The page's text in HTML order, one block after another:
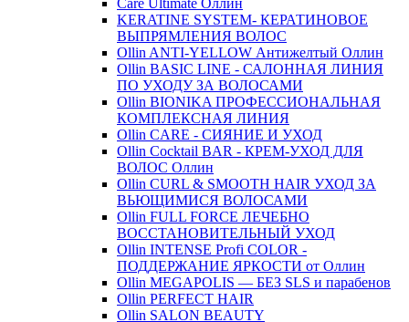
KERATINE SYSTEM- КЕРАТИНОВОЕ
ВЫПРЯМЛЕНИЯ ВОЛОС
Ollin ANTI-YELLOW Антижелтый Оллин
Ollin BASIC LINE - САЛОННАЯ ЛИНИЯ
ПО УХОДУ ЗА ВОЛОСАМИ
Ollin BIONIKA ПРОФЕССИОНАЛЬНАЯ
КОМПЛЕКСНАЯ ЛИНИЯ
Ollin CARE - СИЯНИЕ И УХОД
Ollin Cocktail BAR - КРЕМ-УХОД ДЛЯ
ВОЛОС Оллин
Ollin CURL & SMOOTH HAIR УХОД ЗА
ВЬЮЩИМИСЯ ВОЛОСАМИ
Ollin FULL FORCE ЛЕЧЕБНО
ВОССТАНОВИТЕЛЬНЫЙ УХОД
Ollin INTENSE Profi COLOR -
ПОДДЕРЖАНИЕ ЯРКОСТИ от Оллин
Ollin MEGAPOLIS — БЕЗ SLS и парабенов
Ollin PERFECT HAIR
Ollin SALON BEAUTY